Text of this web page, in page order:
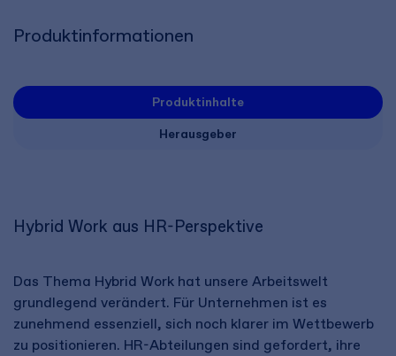
Produktinformationen
Produktinhalte
Herausgeber
Hybrid Work aus HR-Perspektive
Das Thema Hybrid Work hat unsere Arbeitswelt
grundlegend verändert. Für Unternehmen ist es
zunehmend essenziell, sich noch klarer im Wettbewerb
zu positionieren. HR-Abteilungen sind gefordert, ihre